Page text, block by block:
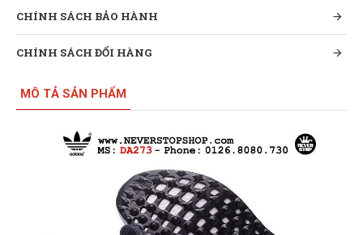
CHÍNH SÁCH BẢO HÀNH
CHÍNH SÁCH ĐỔI HÀNG
MÔ TẢ SẢN PHẨM